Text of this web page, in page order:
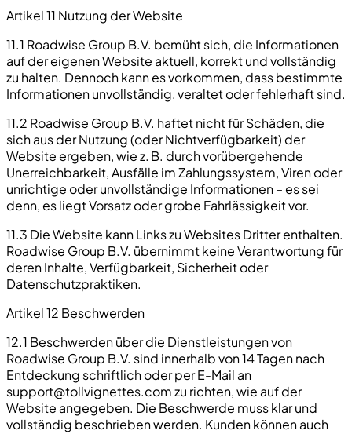
Artikel 11 Nutzung der Website
11.1 Roadwise Group B.V. bemüht sich, die Informationen
auf der eigenen Website aktuell, korrekt und vollständig
zu halten. Dennoch kann es vorkommen, dass bestimmte
Informationen unvollständig, veraltet oder fehlerhaft sind.
11.2 Roadwise Group B.V. haftet nicht für Schäden, die
sich aus der Nutzung (oder Nichtverfügbarkeit) der
Website ergeben, wie z. B. durch vorübergehende
Unerreichbarkeit, Ausfälle im Zahlungssystem, Viren oder
unrichtige oder unvollständige Informationen – es sei
denn, es liegt Vorsatz oder grobe Fahrlässigkeit vor.
11.3 Die Website kann Links zu Websites Dritter enthalten.
Roadwise Group B.V. übernimmt keine Verantwortung für
deren Inhalte, Verfügbarkeit, Sicherheit oder
Datenschutzpraktiken.
Artikel 12 Beschwerden
12.1 Beschwerden über die Dienstleistungen von
Roadwise Group B.V. sind innerhalb von 14 Tagen nach
Entdeckung schriftlich oder per E-Mail an
support@tollvignettes.comzu richten, wie auf der
Website angegeben. Die Beschwerde muss klar und
vollständig beschrieben werden. Kunden können auch